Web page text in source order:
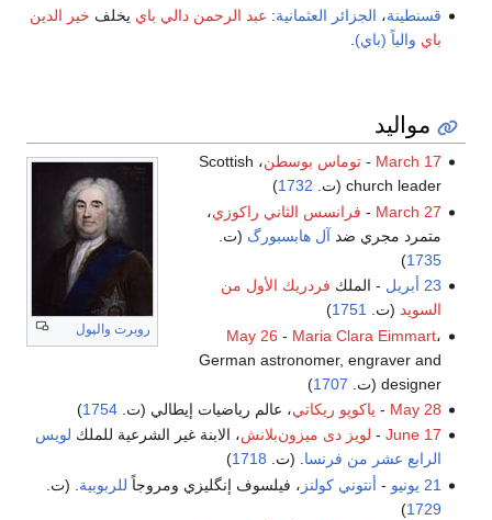
قسنطينة، الجزائر العثمانية: عبد الرحمن دالي باي يخلف خير الدين
باي والياً (باي)
مواليد
روبرت والپول
March 17
-توماس بوسطن
، Scottish
church leader (ت.
1732
)
March 27
- فرانسس الثاني راكوزي،
متمرد مجري ضد آل هابسبورگ (ت.
1735
)
23 أبريل
- الملك فردريك الأول من
السويد (ت. 1751
)
May 26 - Maria Clara Eimmart،
German astronomer, engraver and
designer (ت.
1707
)
May 28
- ياكوپو ريكاتي، عالم رياضيات إيطالي (ت.1754
)
June 17
- لويز دى ميزون‌بلانش، الابنة غير الشرعية للملك لويس
الرابع عشر من فرنسا. (ت. 1718
)
21 يونيو
- أنتوني كولنز ، فيلسوف إنگليزي ومروجاً للربوبية . (ت.
1729
)